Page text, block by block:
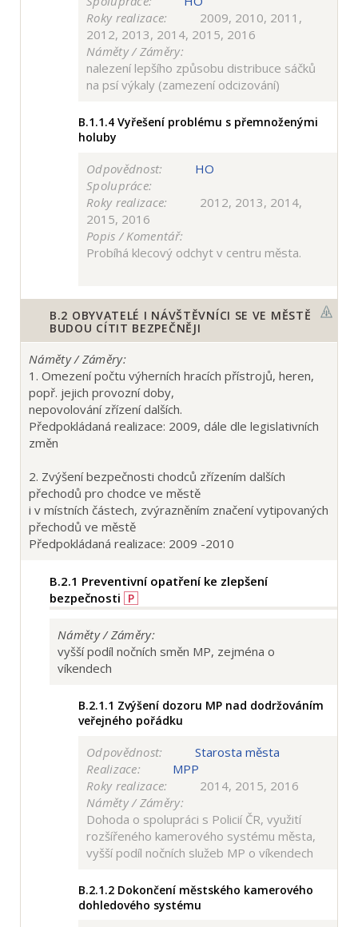
Roky realizace:
2009, 2010, 2011,
2012, 2013, 2014, 2015, 2016
Náměty / Záměry:
nalezení lepšího způsobu distribuce sáčků
na psí výkaly (zamezení odcizování)
B.1.1.4 Vyřešení problému s přemnoženými
holuby
Odpovědnost:
HO
Spolupráce:
Roky realizace:
2012, 2013, 2014,
2015, 2016
Popis / Komentář:
Probíhá klecový odchyt v centru města.
B.2 OBYVATELÉ I NÁVŠTĚVNÍCI SE VE MĚSTĚ
BUDOU CÍTIT BEZPEČNĚJI
Náměty / Záměry:
1. Omezení počtu výherních hracích přístrojů, heren,
popř. jejich provozní doby,
nepovolování zřízení dalších.
Předpokládaná realizace: 2009, dále dle legislativních
změn
2. Zvýšení bezpečnosti chodců zřízením dalších
přechodů pro chodce ve městě
i v místních částech, zvýrazněním značení vytipovaných
přechodů ve městě
Předpokládaná realizace: 2009 -2010
B.2.1 Preventivní opatření ke zlepšení
bezpečnosti P
Náměty / Záměry:
vyšší podíl nočních směn MP, zejména o
víkendech
B.2.1.1 Zvýšení dozoru MP nad dodržováním
veřejného pořádku
Odpovědnost:
Starosta města
Realizace:
MPP
Roky realizace:
2014, 2015, 2016
Náměty / Záměry:
Dohoda o spolupráci s Policií ČR, využití
rozšířeného kamerového systému města,
vyšší podíl nočních služeb MP o víkendech
B.2.1.2 Dokončení městského kamerového
dohledového systému